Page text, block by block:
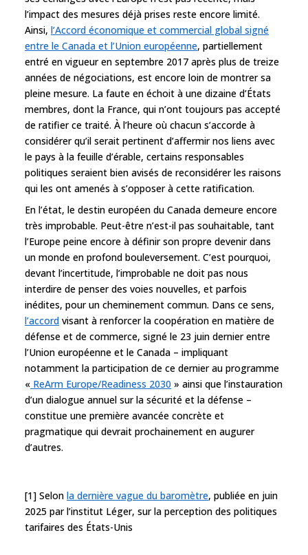
l’impact des mesures déjà prises reste encore limité.
Ainsi, l’Accord économique et commercial global signé
entre le Canada et l’Union européenne, partiellement
entré en vigueur en septembre 2017 après plus de treize
années de négociations, est encore loin de montrer sa
pleine mesure. La faute en échoit à une dizaine d’États
membres, dont la France, qui n’ont toujours pas accepté
de ratifier ce traité. À l’heure où chacun s’accorde à
considérer qu’il serait pertinent d’affermir nos liens avec
le pays à la feuille d’érable, certains responsables
politiques seraient bien avisés de reconsidérer les raisons
qui les ont amenés à s’opposer à cette ratification.
En l’état, le destin européen du Canada demeure encore
très improbable. Peut-être n’est-il pas souhaitable, tant
l’Europe peine encore à définir son propre devenir dans
un monde en profond bouleversement. C’est pourquoi,
devant l’incertitude, l’improbable ne doit pas nous
interdire de penser des voies nouvelles, et parfois
inédites, pour un cheminement commun. Dans ce sens,
l’accord visant à renforcer la coopération en matière de
défense et de commerce, signé le 23 juin dernier entre
l’Union européenne et le Canada – impliquant
notamment la participation de ce dernier au programme
« ReArm Europe/Readiness 2030 » ainsi que l’instauration
d’un dialogue annuel sur la sécurité et la défense –
constitue une première avancée concrète et
pragmatique qui devrait prochainement en augurer
d’autres.
[1] Selon la dernière vague du baromètre, publiée en juin
2025 par l’institut Léger, sur la perception des politiques
tarifaires des États-Unis